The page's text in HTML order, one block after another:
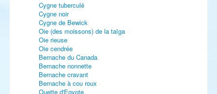
Cygne tuberculé
Cygne noir
Cygne de Bewick
Oie (des moissons) de la taïga
Oie rieuse
Oie cendrée
Bernache du Canada
Bernache nonnette
Bernache cravant
Bernache à cou roux
Ouette d'Egypte